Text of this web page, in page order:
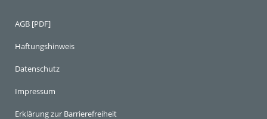
AGB [PDF]
Haftungshinweis
Datenschutz
Impressum
Erklärung zur Barrierefreiheit